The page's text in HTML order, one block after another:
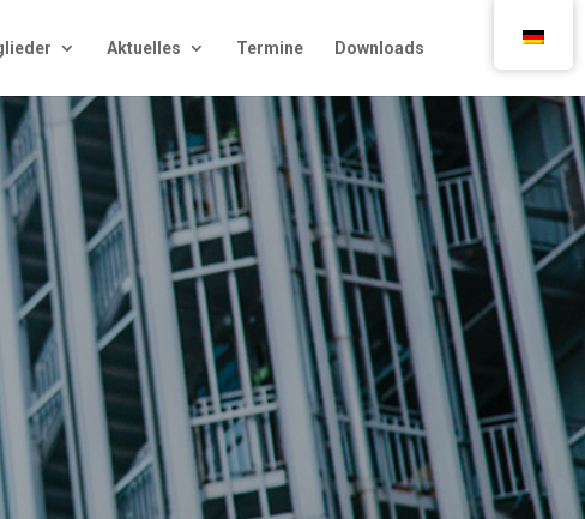
Aktu­el­les Ter­mi­ne Down­loads